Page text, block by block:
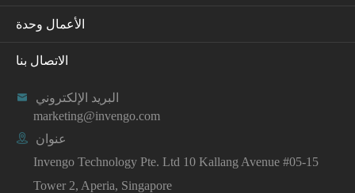
الأعمال وحدة
الاتصال بنا

البريد الإلكتروني
marketing@invengo.com

عنوان
Invengo Technology Pte. Ltd 10 Kallang Avenue #05-15
Tower 2, Aperia, Singapore